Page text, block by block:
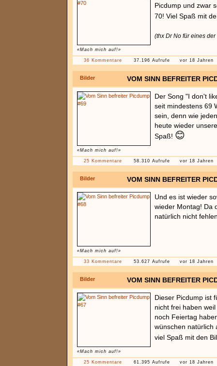
«Mach mich auf!»
Picdump und zwar
70! Viel Spaß mit
(thx Dr No für eines
36 Kommentare 37.196 Aufrufe vor 18 Jahren
Bilder VOM SINN BEFREITER
«Mach mich auf!»
Der Song "I don't
seit mindestens 69
sein, denn wie
heute wieder
Spaß! 😊
25 Kommentare 58.310 Aufrufe vor 18 Jahren
Bilder VOM SINN BEFREITER
«Mach mich auf!»
Und es ist wieder
wieder Montag! Da
natürlich nicht
33 Kommentare 53.627 Aufrufe vor 18 Jahren
Bilder VOM SINN BEFREITER
«Mach mich auf!»
Dieser Picdump ist
nicht frei haben
noch Feiertag
wünschen natürlich
viel Spaß mit den
25 Kommentare 61.395 Aufrufe vor 18 Jahren